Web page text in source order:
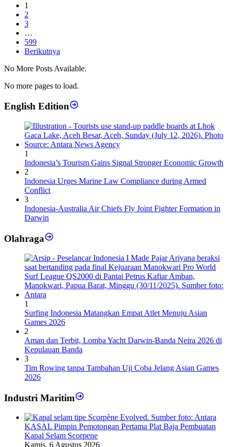
1
2
3
…
599
Berikutnya
No More Posts Available.
No more pages to load.
English Edition
1
Indonesia’s Tourism Gains Signal Stronger Economic Growth
2
Indonesia Urges Marine Law Compliance during Armed
Conflict
3
Indonesia-Australia Air Chiefs Fly Joint Fighter Formation in
Darwin
Olahraga
1
Surfing Indonesia Matangkan Empat Atlet Menuju Asian
Games 2026
2
Aman dan Terbit, Lomba Yacht Darwin-Banda Neira 2026 di
Kepulauan Banda
3
Tim Rowing tanpa Tambahan Uji Coba Jelang Asian Games
2026
Industri Maritim
KASAL Pimpin Pemotongan Pertama Plat Baja Pembuatan
Kapal Selam Scorpene
Kamis, 6 Agustus 2026